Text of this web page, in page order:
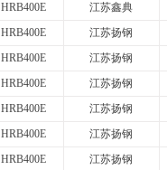
HRB400E
江苏鑫典
HRB400E
江苏扬钢
HRB400E
江苏扬钢
HRB400E
江苏扬钢
HRB400E
江苏扬钢
HRB400E
江苏扬钢
HRB400E
江苏扬钢